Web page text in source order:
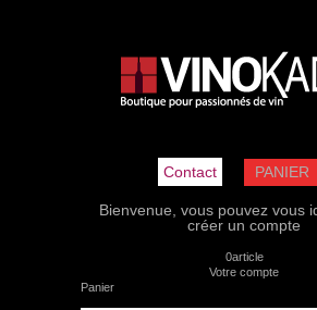
Contact PANIER
Bienvenue, vous pouvez vous
créer un compte
0article
Votre compte
Panier